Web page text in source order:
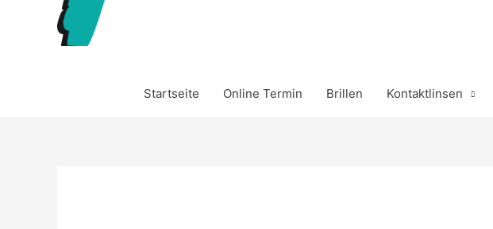
Startseite Online Termin Brillen Kontaktlinsen